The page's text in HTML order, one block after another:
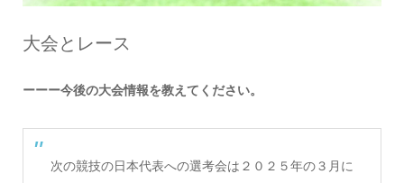
大会とレース
ーーー今後の大会情報を教えてください。
次の競技の日本代表への選考会は２０２５年の３月に